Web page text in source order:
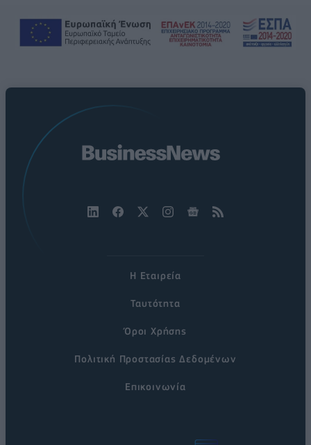
Η Εταιρεία
Ταυτότητα
Όροι Χρήσης
Πολιτική Προστασίας Δεδομένων
Επικοινωνία